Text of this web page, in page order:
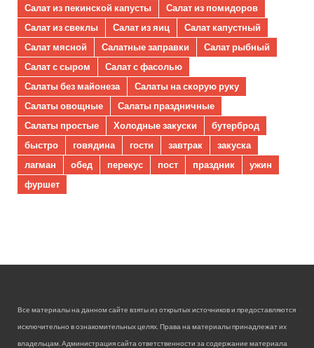
Салат из пекинской капусты
Салат из помидоров
Салат из свеклы
Салат из яиц
Салат капустный
Салат мясной
Салатные заправки
Салат рыбный
Салат с сыром
Салат с фасолью
Салаты без майонеза
Салаты на скорую руку
Салаты овощные
Салаты праздничные
Салаты простые
Холодные закуски
бутерброд
быстро
говядина гости завтрак
закуска
лагман
обед перекус пост праздник
ужин
фуршет
Все материалы на данном сайте взяты из открытых источников и предоставляются
исключительно в ознакомительных целях. Права на материалы принадлежат их
владельцам. Администрация сайта ответственности за содержание материала